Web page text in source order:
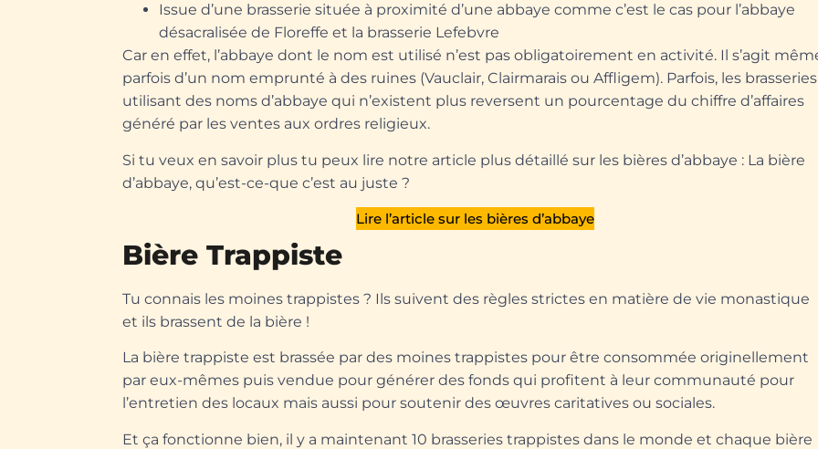
Issue d’une brasserie située à proximité d’une abbaye comme c’est le cas pour l’abbaye
désacralisée de Floreffe et la brasserie Lefebvre
Car en effet, l’abbaye dont le nom est utilisé n’est pas obligatoirement en activité. Il s’agit
parfois d’un nom emprunté à des ruines (Vauclair, Clairmarais ou Affligem). Parfois, les brasseries
utilisant des noms d’abbaye qui n’existent plus reversent un pourcentage du chiffre d’affaires
généré par les ventes aux ordres religieux.
Si tu veux en savoir plus tu peux lire notre article plus détaillé sur les bières d’abbaye : La bière
d’abbaye, qu’est-ce-que c’est au juste ?
Lire l’article sur les bières d’abbaye
Bière Trappiste
Tu connais les moines trappistes ? Ils suivent des règles strictes en matière de vie monastique
et ils brassent de la bière !
La bière trappiste est brassée par des moines trappistes pour être consommée originellement
par eux-mêmes puis vendue pour générer des fonds qui profitent à leur communauté pour
l’entretien des locaux mais aussi pour soutenir des œuvres caritatives ou sociales.
Et ça fonctionne bien, il y a maintenant 10 brasseries trappistes dans le monde et chaque bière